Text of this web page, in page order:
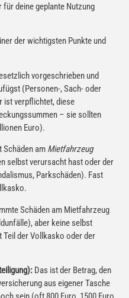
deine geplante Nutzung
der wichtigsten Punkte und
vorgeschrieben und
(Personen-, Sach- oder
ist verpflichtet, diese
– sie sollten
Euro).
Schäden am Mietfahrzeug
selbst verursacht hast oder der
Parkschäden). Fast
Schäden am Mietfahrzeug
aber keine selbst
der Vollkasko oder der
Das ist der Betrag, den
aus eigener Tasche